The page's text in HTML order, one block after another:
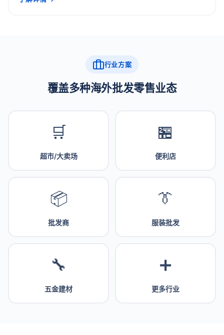
行业方案
覆盖多种海外批发零售业态
🛒
超市/大卖场
🏪
便利店
📦
批发商
👔
服装批发
🔧
五金建材
➕
更多行业